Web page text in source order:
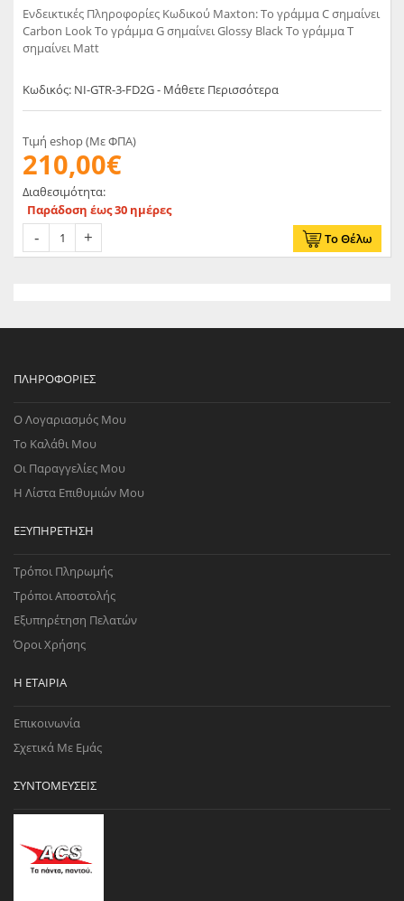
Ενδεικτικές Πληροφορίες Κωδικού Maxton: Το γράμμα C σημαίνει
Carbon Look Το γράμμα G σημαίνει Glossy Black Το γράμμα T
σημαίνει Matt
Κωδικός: NI-GTR-3-FD2G - Μάθετε Περισσότερα
Τιμή eshop (Με ΦΠΑ)
210,00€
Διαθεσιμότητα:
Παράδοση έως 30 ημέρες
Το Θέλω
ΠΛΗΡΟΦΟΡΊΕΣ
Ο Λογαριασμός Μου
Το Καλάθι Μου
Οι Παραγγελίες Μου
Η Λίστα Επιθυμιών Μου
ΕΞΥΠΗΡΈΤΗΣΗ
Τρόποι Πληρωμής
Τρόποι Αποστολής
Εξυπηρέτηση Πελατών
Όροι Χρήσης
Η ΕΤΑΙΡΊΑ
Επικοινωνία
Σχετικά Με Εμάς
ΣΥΝΤΟΜΕΎΣΕΙΣ